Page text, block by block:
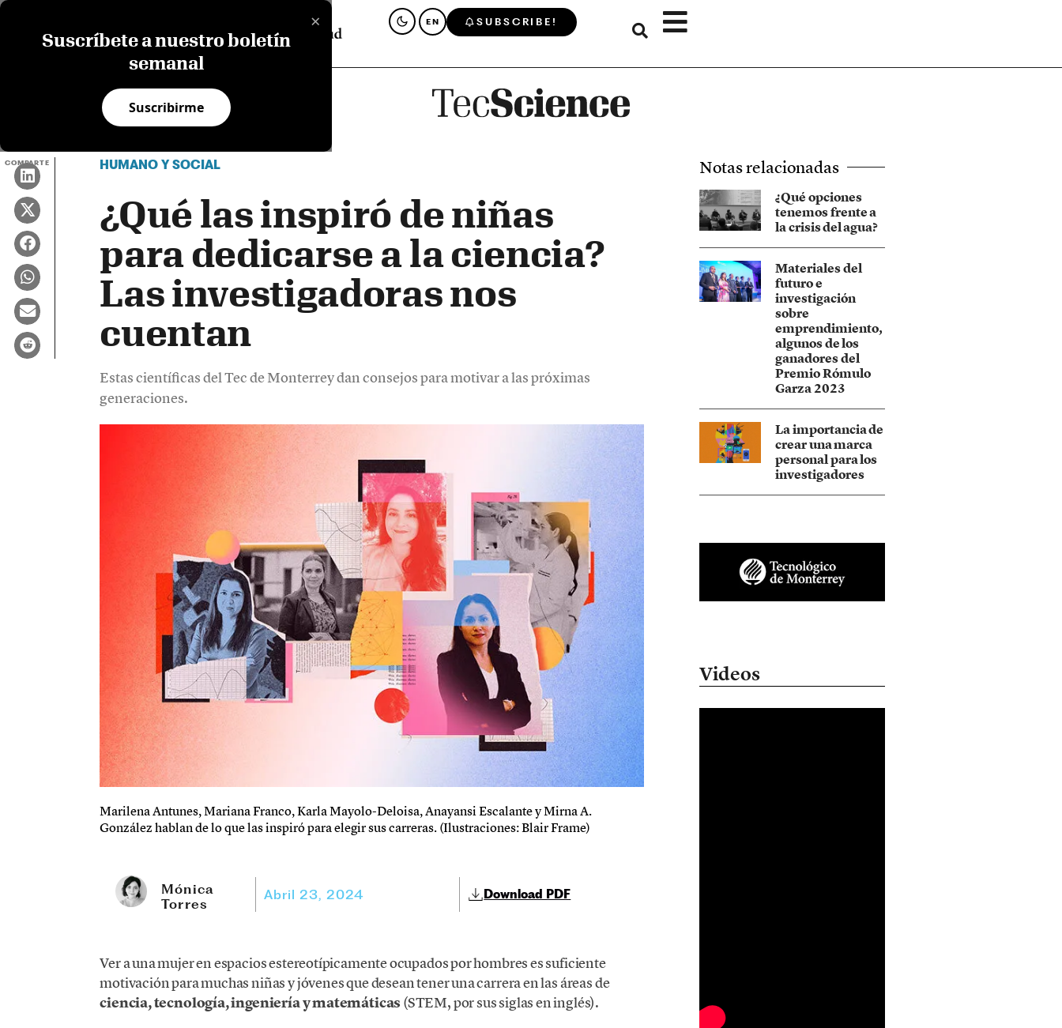
×
Suscríbete a nuestro boletín
semanal
Suscribirme
EN SUBSCRIBE!
COMPARTE HUMANO Y SOCIAL
¿Qué las inspiró de niñas
para dedicarse a la ciencia?
Las investigadoras nos
cuentan
Estas científicas del Tec de Monterrey dan consejos para motivar a las próximas
generaciones.
Marilena Antunes, Mariana Franco, Karla Mayolo-Deloisa, Anayansi Escalante y Mirna A.
González hablan de lo que las inspiró para elegir sus carreras. (Ilustraciones: Blair Frame)
Mónica
Torres
Abril 23, 2024 Download PDF
Ver a una mujer en espacios estereotípicamente ocupados por hombres es suficiente
motivación para muchas niñas y jóvenes que desean tener una carrera en las áreas de
ciencia, tecnología, ingeniería y matemáticas (STEM, por sus siglas en inglés).
Notas relacionadas
¿Qué opciones
tenemos frente a
la crisis del agua?
Materiales del
futuro e
investigación
sobre
emprendimiento,
algunos de los
ganadores del
Premio Rómulo
Garza 2023
La importancia de
crear una marca
personal para los
investigadores
Videos